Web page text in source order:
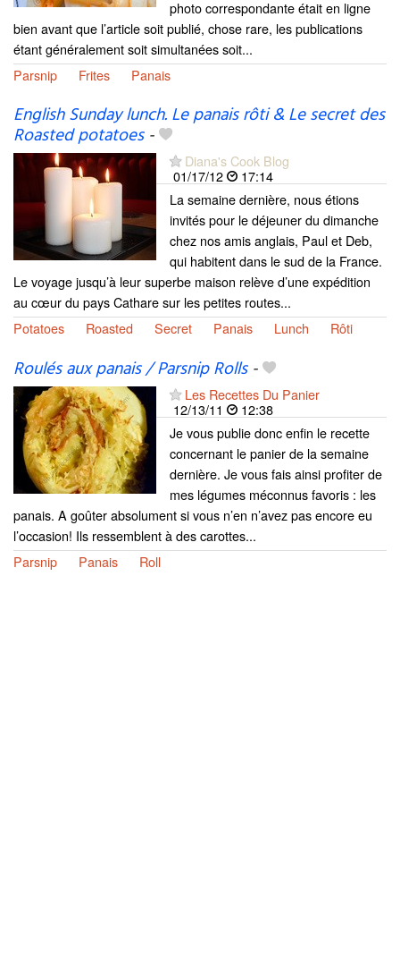
photo correspondante était en ligne
bien avant que l’article soit publié, chose rare, les publications
étant généralement soit simultanées soit...
Parsnip
Frites Panais
English Sunday lunch. Le panais rôti & Le secret des
Roasted potatoes-
Diana's Cook Blog
01/17/12
17:14
La semaine dernière, nous étions
invités pour le déjeuner du dimanche
chez nos amis anglais, Paul et Deb,
qui habitent dans le sud de la France.
Le voyage jusqu’à leur superbe maison relève d’une expédition
au cœur du pays Cathare sur les petites routes...
Potatoes
Roasted Secret Panais Lunch Rôti
Roulés aux panais / Parsnip Rolls-
Les Recettes Du Panier
12/13/11
12:38
Je vous publie donc enfin le recette
concernant le panier de la semaine
dernière. Je vous fais ainsi profiter de
mes légumes méconnus favoris : les
panais. A goûter absolument si vous n’en n’avez pas encore eu
l’occasion! Ils ressemblent à des carottes...
Parsnip
Panais Roll